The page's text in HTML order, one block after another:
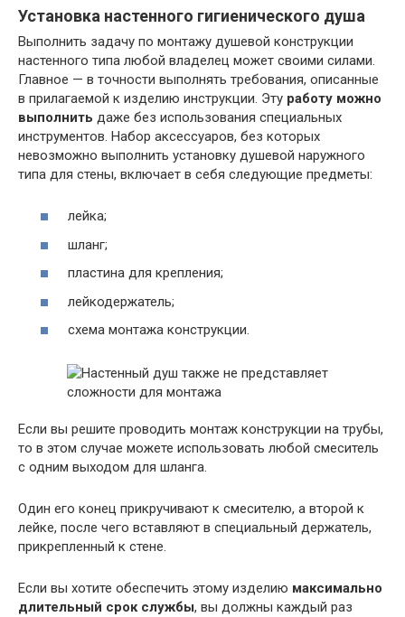
Установка настенного гигиенического душа
Выполнить задачу по монтажу душевой конструкции
настенного типа любой владелец может своими силами.
Главное — в точности выполнять требования, описанные
в прилагаемой к изделию инструкции. Эту работу можно
выполнить даже без использования специальных
инструментов. Набор аксессуаров, без которых
невозможно выполнить установку душевой наружного
типа для стены, включает в себя следующие предметы:
лейка;
шланг;
пластина для крепления;
лейкодержатель;
схема монтажа конструкции.
Если вы решите проводить монтаж конструкции на трубы,
то в этом случае можете использовать любой смеситель
с одним выходом для шланга.
Один его конец прикручивают к смесителю, а второй к
лейке, после чего вставляют в специальный держатель,
прикрепленный к стене.
Если вы хотите обеспечить этому изделию максимально
длительный срок службы, вы должны каждый раз